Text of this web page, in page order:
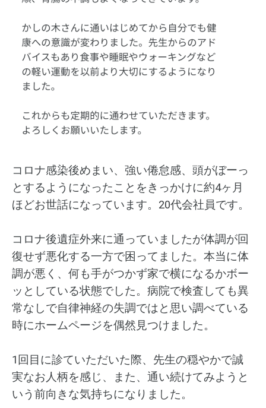
コロナ感染後めまい、強い倦怠感、頭がぼーっ
とするようになったことをきっかけに約4ヶ月
ほどお世話になっています。20代会社員です。
コロナ後遺症外来に通っていましたが体調が回
復せず悪化する一方で困ってました。本当に体
調が悪く、何も手がつかず家で横になるかボー
ッとしている状態でした。病院で検査しても異
常なしで自律神経の失調ではと思い調べている
時にホームページを偶然見つけました。
1回目に診ていただいた際、先生の穏やかで誠
実なお人柄を感じ、また、通い続けてみようと
いう前向きな気持ちになりました。